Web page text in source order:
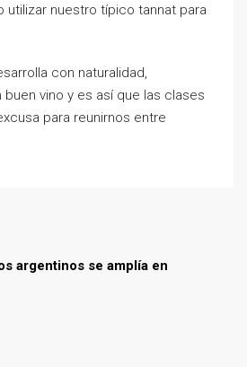
utilizar nuestro típico tannat para
con naturalidad,
vino y es así que las clases
para reunirnos entre
argentinos se amplía en